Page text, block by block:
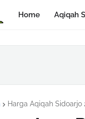
Home Aqiqah
Harga Aqiqah Sidoarjo